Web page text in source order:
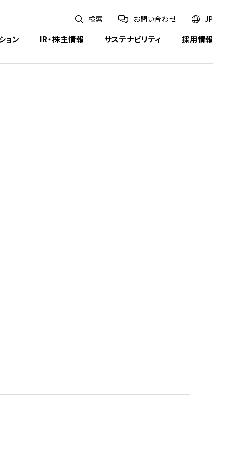
検索 お問い合わせ JP
ョン IR・株主情報 サステナビリティ 採用情報